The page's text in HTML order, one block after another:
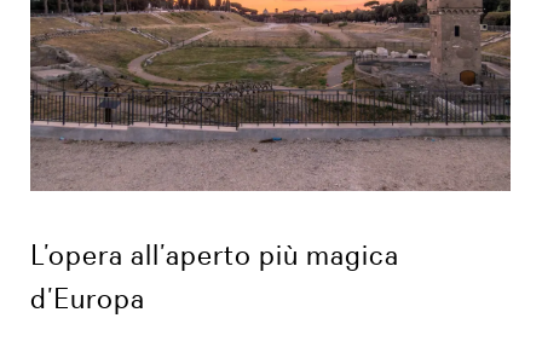
L’opera all’aperto più magica
d’Europa